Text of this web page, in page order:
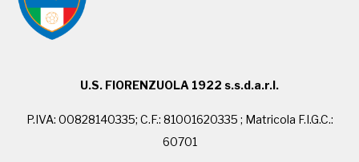
U.S. FIORENZUOLA 1922 s.s.d.a.r.l.
P.IVA: 00828140335; C.F.: 81001620335 ; Matricola F.I.G.C.:
60701